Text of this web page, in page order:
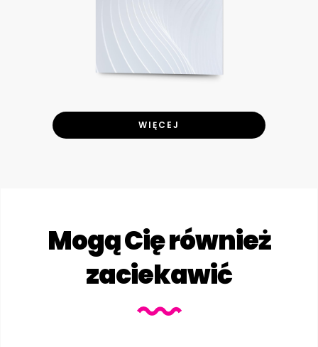
WIĘCEJ
Mogą Cię również
zaciekawić